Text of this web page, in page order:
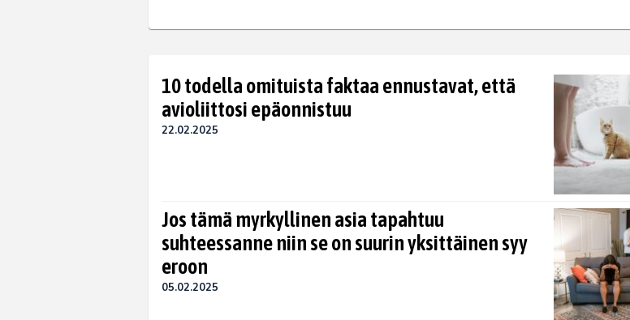
10 todella omituista faktaa ennustavat, että
avioliittosi epäonnistuu
22.02.2025
Jos tämä myrkyllinen asia tapahtuu
suhteessanne niin se on suurin yksittäinen syy
eroon
05.02.2025